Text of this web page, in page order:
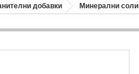
добавки Минерални соли